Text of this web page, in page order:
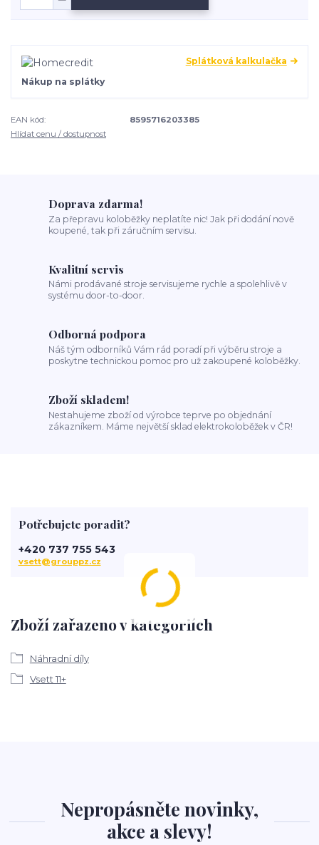
Splátková kalkulačka
Nákup na splátky
EAN kód:
8595716203385
Hlídat cenu / dostupnost
Doprava zdarma!
Za přepravu koloběžky neplatíte nic! Jak při dodání nově
koupené, tak při záručním servisu.
Kvalitní servis
Námi prodávané stroje servisujeme rychle a spolehlivě v
systému door-to-door.
Odborná podpora
Náš tým odborníků Vám rád poradí při výběru stroje a
poskytne technickou pomoc pro už zakoupené koloběžky.
Zboží skladem!
Nestahujeme zboží od výrobce teprve po objednání
zákazníkem. Máme největší sklad elektrokoloběžek v ČR!
Zboží zařazeno v kategoriích
Náhradní díly
Vsett 11+
Potřebujete poradit?
+420 737 755 543
vsett@grouppz.cz
Nepropásněte novinky,
akce a slevy!